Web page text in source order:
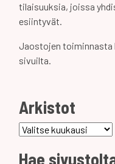
tilaisuuksia, joissa
esiintyvät.
Jaostojen
sivuilta.
Arkistot
Arkistot
Hae